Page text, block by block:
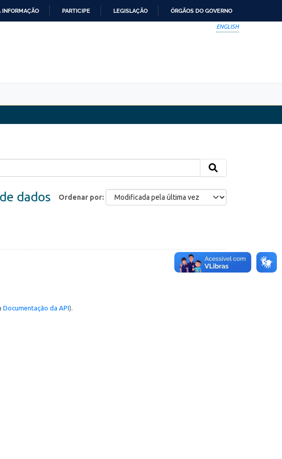
INFORMAÇÃO PARTICIPE LEGISLAÇÃO ÓRGÃOS DO GOVERNO
ENGLISH
Ordenar por
dados
Documentação da API).